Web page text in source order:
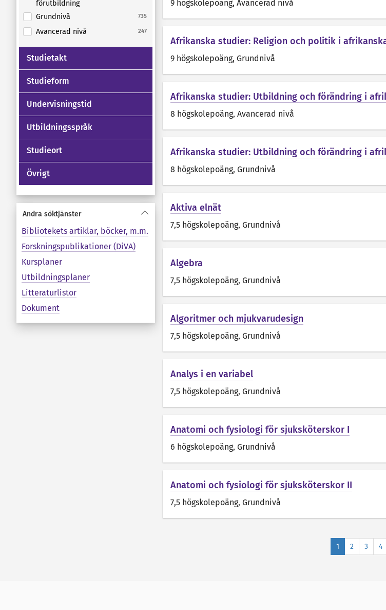
förutbildning
Grundnivå 735
Avancerad nivå 247
Studietakt
Studieform
Undervisningstid
Utbildningsspråk
Studieort
Övrigt
Andra söktjänster
Bibliotekets artiklar, böcker, m.m.
Forskningspublikationer (DiVA)
Kursplaner
Utbildningsplaner
Litteraturlistor
Dokument
9 högskolepoäng, Avancerad nivå
Afrikanska studier: Religion och politik i
9 högskolepoäng, Grundnivå
Afrikanska studier: Utbildning och förändring i
8 högskolepoäng, Avancerad nivå
Afrikanska studier: Utbildning och förändring i
8 högskolepoäng, Grundnivå
Aktiva elnät
7,5 högskolepoäng, Grundnivå
Algebra
7,5 högskolepoäng, Grundnivå
Algoritmer och mjukvarudesign
7,5 högskolepoäng, Grundnivå
Analys i en variabel
7,5 högskolepoäng, Grundnivå
Anatomi och fysiologi för sjuksköterskor I
6 högskolepoäng, Grundnivå
Anatomi och fysiologi för sjuksköterskor II
7,5 högskolepoäng, Grundnivå
1 2 3 4